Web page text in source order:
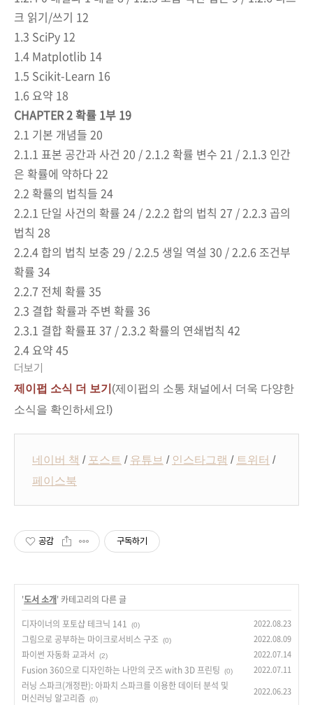
크 읽기/쓰기 12
1.3 SciPy 12
1.4 Matplotlib 14
1.5 Scikit-Learn 16
1.6 요약 18
CHAPTER 2 확률 1부 19
2.1 기본 개념들 20
2.1.1 표본 공간과 사건 20 / 2.1.2 확률 변수 21 / 2.1.3 인간
은 확률에 약하다 22
2.2 확률의 법칙들 24
2.2.1 단일 사건의 확률 24 / 2.2.2 합의 법칙 27 / 2.2.3 곱의
법칙 28
2.2.4 합의 법칙 보충 29 / 2.2.5 생일 역설 30 / 2.2.6 조건부
확률 34
2.2.7 전체 확률 35
2.3 결합 확률과 주변 확률 36
2.3.1 결합 확률표 37 / 2.3.2 확률의 연쇄법칙 42
2.4 요약 45
더보기
제이펍 소식 더 보기 (제이펍의 소통 채널에서 더욱 다양한
소식을 확인하세요!)
네이버 책 / 포스트 / 유튜브 / 인스타그램 / 트위터 /
페이스북
공감 구독하기
'도서 소개' 카테고리의 다른 글
디자이너의 포토샵 테크닉 141
(0) 2022.08.23
그림으로 공부하는 마이크로서비스 구조 (0) 2022.08.09
파이썬 자동화 교과서 (2) 2022.07.14
Fusion 360으로 디자인하는 나만의 굿즈 with 3D 프린팅 (0) 2022.07.11
러닝 스파크(개정판): 아파치 스파크를 이용한 데이터 분석 및
머신러닝 알고리즘
(0)
2022.06.23